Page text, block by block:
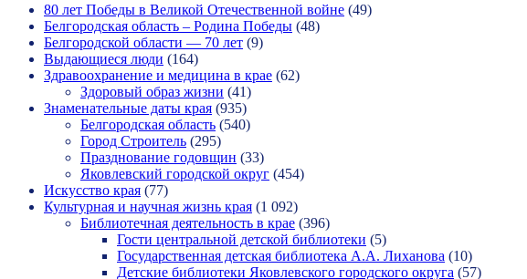
80 лет Победы в Великой Отечественной войне (49)
Белгородская область – Родина Победы (48)
Белгородской области — 70 лет (9)
Выдающиеся люди (164)
Здравоохранение и медицина в крае (62)
Здоровый образ жизни (41)
Знаменательные даты края (935)
Белгородская область (540)
Город Строитель (295)
Празднование годовщин (33)
Яковлевский городской округ (454)
Искусство края (77)
Культурная и научная жизнь края (1 092)
Библиотечная деятельность в крае (396)
Гости центральной детской библиотеки (5)
Государственная детская библиотека А.А. Лиханова (10)
Детские библиотеки Яковлевского городского округа (57)